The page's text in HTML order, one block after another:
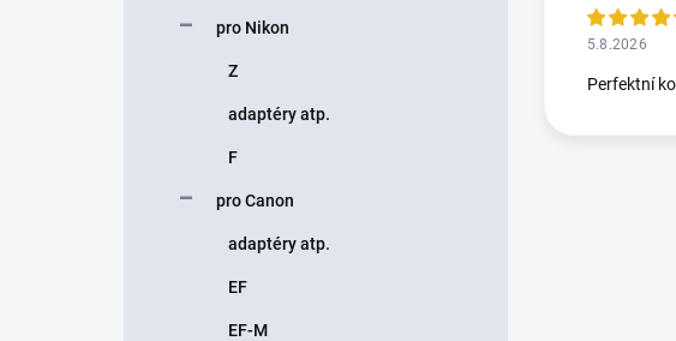
pro Nikon
Z
adaptéry atp.
F
pro Canon
adaptéry atp.
EF
EF-M
5.8.2026
Perfektní